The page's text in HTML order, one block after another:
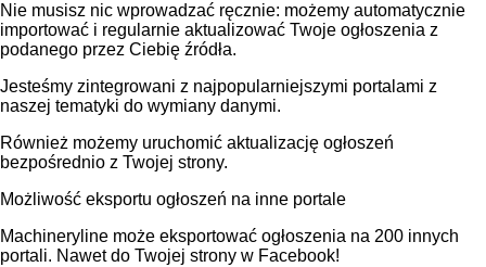
Nie musisz nic wprowadzać ręcznie: możemy automatycznie
importować i regularnie aktualizować Twoje ogłoszenia z
podanego przez Ciebię źródła.
Jesteśmy zintegrowani z najpopularniejszymi portalami z
naszej tematyki do wymiany danymi.
Również możemy uruchomić aktualizację ogłoszeń
bezpośrednio z Twojej strony.
Możliwość eksportu ogłoszeń na inne portale
Machineryline może eksportować ogłoszenia na 200 innych
portali. Nawet do Twojej strony w Facebook!